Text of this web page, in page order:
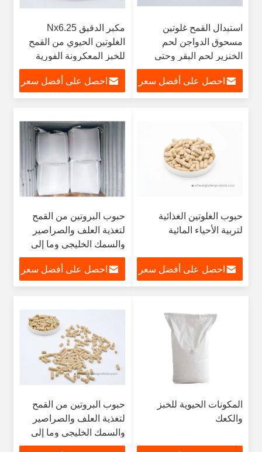
استبدال القمح غلوتين
مسحوق الدواجن لحم
الخنزير لحم البقر وحتى
المأكولات البحرية
احصل على أفضل سعر
مكبر الدقيق Nx6.25
الغلوتين الحيوي من القمح
للخبز المعكرونة الفورية
احصل على أفضل سعر
حبوب الغلوتين الغذائية
لتربية الأحياء المائية
احصل على أفضل سعر
حبوب البروتين من القمح
لتغذية العلف والصراصير
والسمك الخليجي وما إلى
ذلك
احصل على أفضل سعر
المكونات الحيوية للخبز
والكعك
حبوب البروتين من القمح
لتغذية العلف والصراصير
والسمك الخليجي وما إلى
ذلك